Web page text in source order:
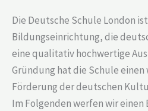
Die Deutsche Schule London
Bildungseinrichtung, die
eine qualitativ hochwertige
Gründung hat die Schule
Förderung der deutschen
Im Folgenden werfen wir einen